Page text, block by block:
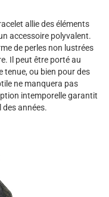
allie des éléments
accessoire polyvalent.
de perles non lustrées
Il peut être porté au
tenue, ou bien pour des
ne manquera pas
intemporelle garantit
des années.